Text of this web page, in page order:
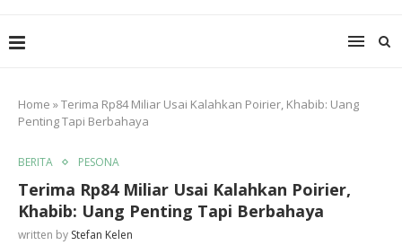
Home »Terima Rp84 Miliar Usai Kalahkan Poirier, Khabib: Uang
Penting Tapi Berbahaya
BERITA PESONA
Terima Rp84 Miliar Usai Kalahkan Poirier,
Khabib: Uang Penting Tapi Berbahaya
written by Stefan Kelen